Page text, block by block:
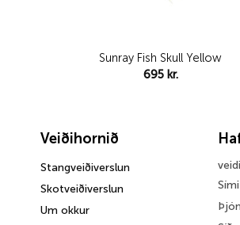
Sunray Fish Skull Yellow
695 kr.
Veiðihornið
Stangveiðiverslun
Skotveiðiverslun
Um okkur